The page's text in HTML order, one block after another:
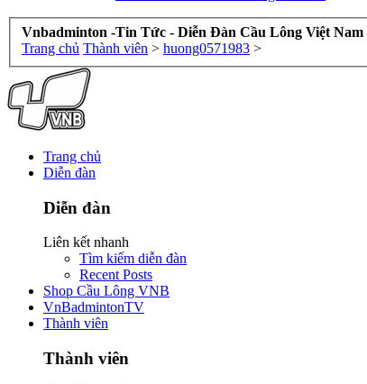
Vnbadminton -Tin Tức - Diễn Đàn Cầu Lông Việt Nam
Trang chủ Thành viên > huong0571983 >
Trang chủ
Diễn đàn
Diễn đàn
Liên kết nhanh
Tìm kiếm diễn đàn
Recent Posts
Shop Cầu Lông VNB
VnBadmintonTV
Thành viên
Thành viên